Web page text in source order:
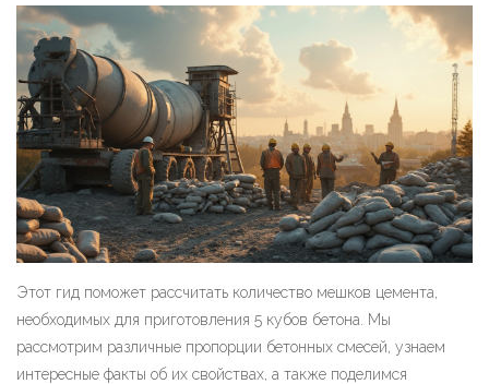
Этот гид поможет рассчитать количество мешков цемента,
необходимых для приготовления 5 кубов бетона. Мы
рассмотрим различные пропорции бетонных смесей, узнаем
интересные факты об их свойствах, а также поделимся